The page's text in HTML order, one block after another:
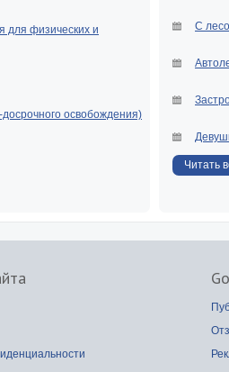
для физических и
освобождения)
С
Читать